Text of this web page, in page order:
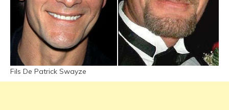
Fils De Patrick Swayze